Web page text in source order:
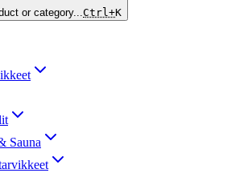
or category...Ctrl+K
Sauna